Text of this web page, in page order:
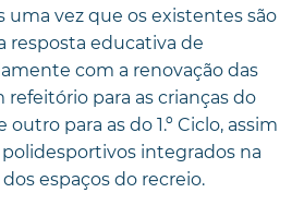
uma vez que os existentes são
resposta educativa de
com a renovação das
refeitório para as crianças do
para as do 1.º Ciclo, assim
integrados na
espaços do recreio.